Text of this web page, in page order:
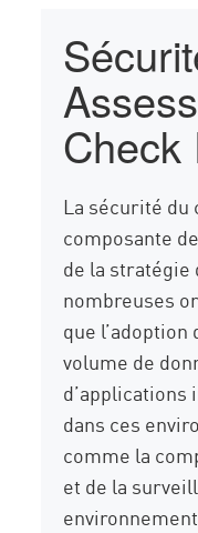
Check
La sécurité du
composante
de la stratégie
nombreuses
que
volume de
dans ces
comme la
et de la